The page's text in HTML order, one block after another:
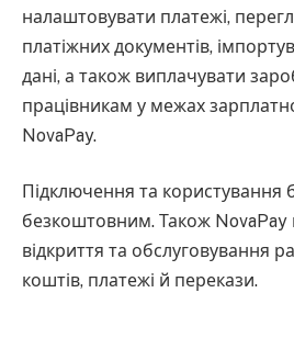
налаштовувати платежі,
платіжних документів,
дані, а також виплачувати
працівникам у межах
NovaPay.
Підключення та користування
безкоштовним. Також NovaPay
відкриття та обслуговування
коштів, платежі й перекази.